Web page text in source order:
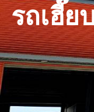
รถเฮี๊ย